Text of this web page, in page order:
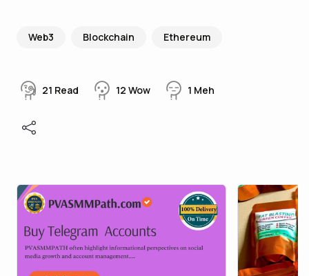
Web3 Blockchain Ethereum
21 Read 12 Wow 1 Meh